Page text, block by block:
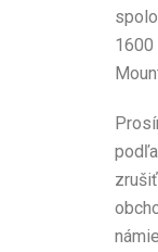
1600